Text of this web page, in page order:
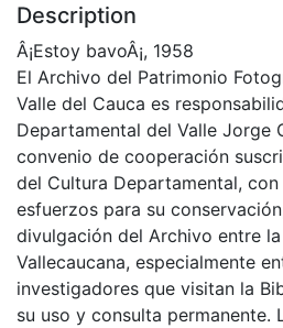
Description
Â¡Estoy bavoÂ¡, 1958
El Archivo del Patrimonio
Valle del Cauca es
Departamental del Valle Jorge
convenio de cooperación
del Cultura Departamental,
esfuerzos para su
divulgación del Archivo entre
Vallecaucana, especialmente
investigadores que visitan la
su uso y consulta permanente.